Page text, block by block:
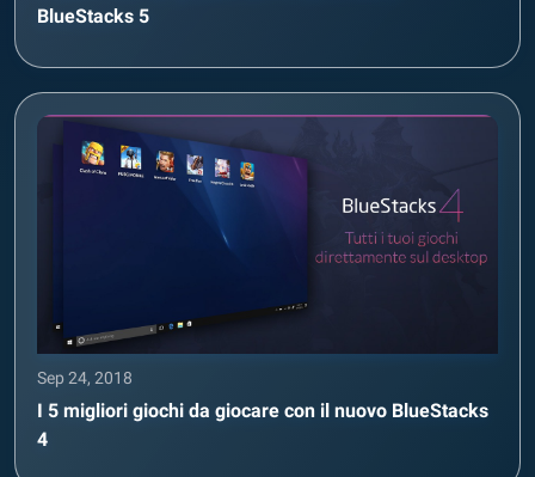
BlueStacks 5
Sep 24, 2018
I 5 migliori giochi da giocare con il nuovo BlueStacks
4